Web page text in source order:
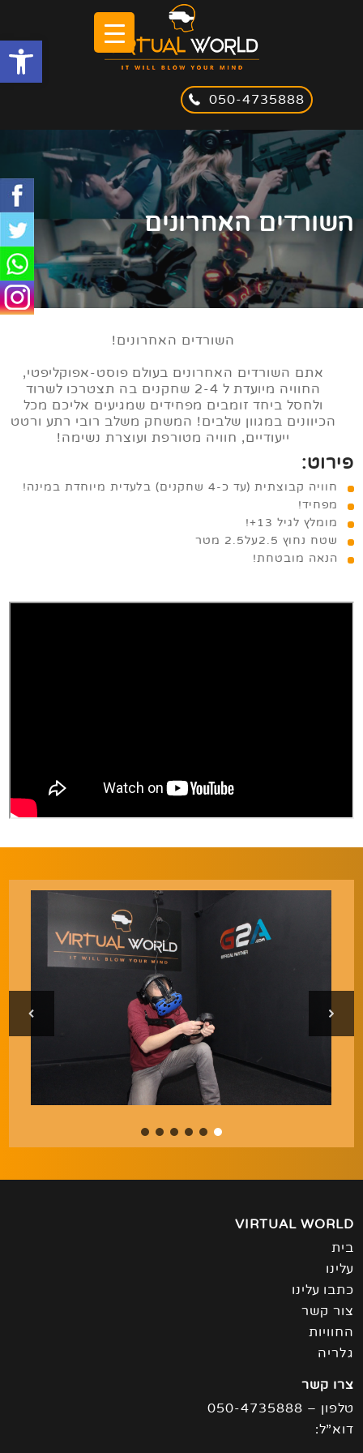
050-4735888
השורדים האחרונים
השורדים האחרונים!
אתם השורדים האחרונים בעולם פוסט-אפוקליפטי,
החוויה מיועדת ל 2-4 שחקנים בה תצטרכו לשרוד
ולחסל ביחד זומבים מפחידים שמגיעים אליכם מכל
הכיוונים במגוון שלבים! המשחק משלב רובי רתע ורטט
ייעודיים, חוויה מטורפת ועוצרת נשימה!
פירוט:
חוויה קבוצתית (עד כ-4 שחקנים) בלעדית מיוחדת במינה!
מפחיד!
מומלץ לגיל 13+!
שטח נחוץ 2.5על2.5 מטר
הנאה מובטחת!
VIRTUAL WORLD
בית
עלינו
כתבו עלינו
צור קשר
החוויות
גלריה
צרו קשר
טלפון – 050-4735888
דוא”ל: